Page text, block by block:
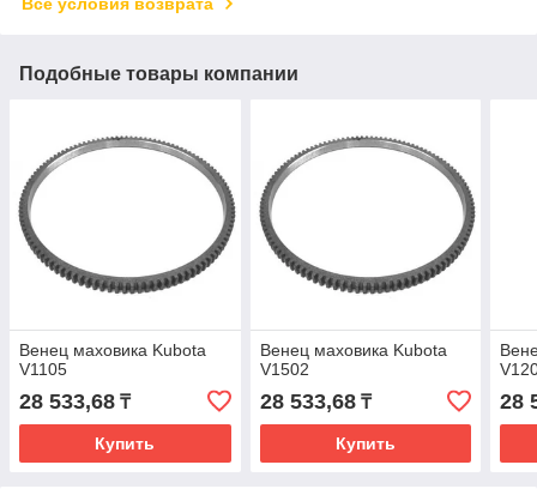
Подобные товары компании
Венец маховика Kubota
V1105
28 533,68 ₸
Купить
Венец маховика Kubota
V1502
28 533,68₸
Купить
28